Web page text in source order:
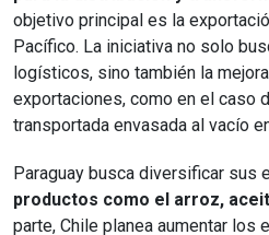
objetivo principal es la
Pacífico. La iniciativa no solo
logísticos, sino también la
exportaciones, como en el caso
transportada envasada al vacío
Paraguay busca diversificar sus
productos como el arroz,
parte, Chile planea aumentar los